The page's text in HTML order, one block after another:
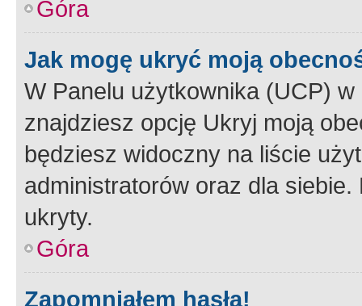
Góra
Jak mogę ukryć moją
W Panelu użytkownika (UCP) w
znajdziesz opcję Ukryj moją
będziesz widoczny na liście
administratorów oraz dla
ukryty.
Góra
Zapomniałem hasła!